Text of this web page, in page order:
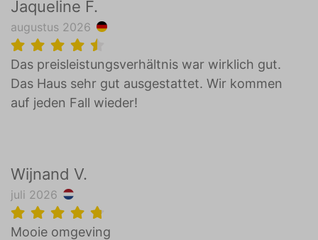
Jaqueline F.
augustus 2026
Das preisleistungsverhältnis war wirklich gut.
Das Haus sehr gut ausgestattet. Wir kommen
auf jeden Fall wieder!
Wijnand V.
juli 2026
Mooie omgeving